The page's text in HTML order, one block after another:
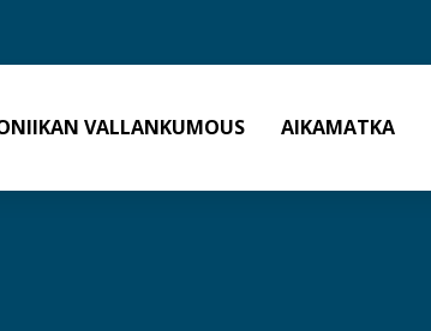
VALLANKUMOUS AIKAMATKA